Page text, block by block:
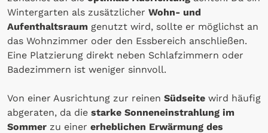
Wintergarten als zusätzlicher Wohn- und
Aufenthaltsraum genutzt wird, sollte er möglichst an
das Wohnzimmer oder den Essbereich anschließen.
Eine Platzierung direkt neben Schlafzimmern oder
Badezimmern ist weniger sinnvoll.
Von einer Ausrichtung zur reinen Südseite wird häufig
abgeraten, da die starke Sonneneinstrahlung im
Sommer zu einer erheblichen Erwärmung des